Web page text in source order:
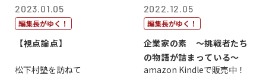
2023.01.05
編集長がゆく！
【視点論点】
松下村塾を訪ねて
2022.12.05
編集長がゆく！
企業家の素 〜挑戦者たち
の物語が詰まっている〜
amazon Kindleで販売中！